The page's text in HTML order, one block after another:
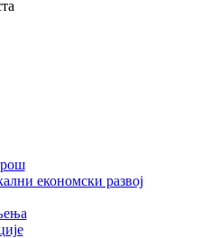
економски развој